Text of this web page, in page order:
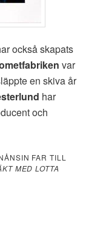
också skapats
var
en skiva år
har
och
FAR TILL
MED LOTTA